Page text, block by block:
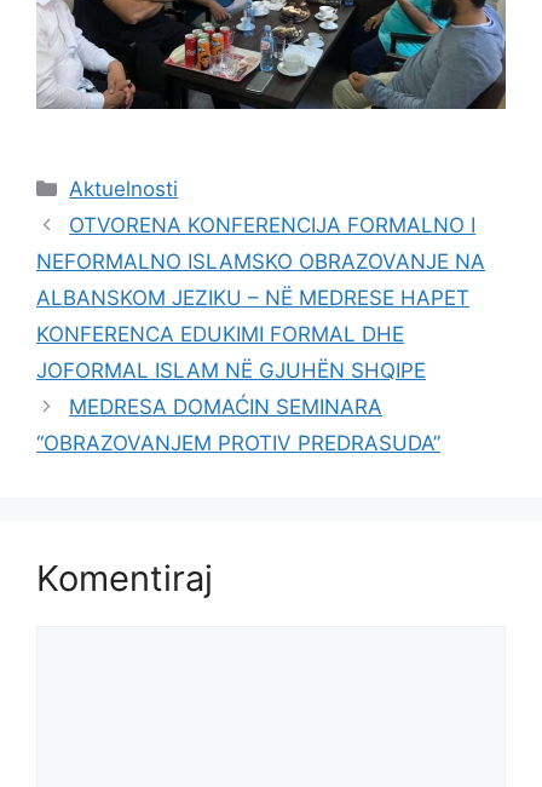
Kategorije
Aktuelnosti
OTVORENA KONFERENCIJA FORMALNO I
NEFORMALNO ISLAMSKO OBRAZOVANJE NA
ALBANSKOM JEZIKU – NË MEDRESE HAPET
KONFERENCA EDUKIMI FORMAL DHE
JOFORMAL ISLAM NË GJUHËN SHQIPE
MEDRESA DOMAĆIN SEMINARA
“OBRAZOVANJEM PROTIV PREDRASUDA”
Komentiraj